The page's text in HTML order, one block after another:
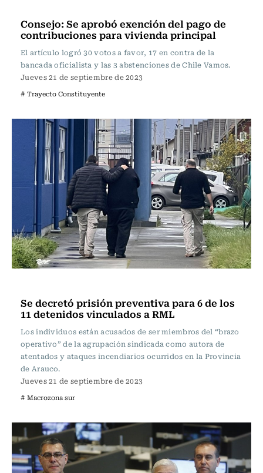
Consejo: Se aprobó exención del pago de
contribuciones para vivienda principal
El artículo logró 30 votos a favor, 17 en contra de la
bancada oficialista y las 3 abstenciones de Chile Vamos.
Jueves 21 de septiembre de 2023
# Trayecto Constituyente
Se decretó prisión preventiva para 6 de los
11 detenidos vinculados a RML
Los individuos están acusados de ser miembros del “brazo
operativo” de la agrupación sindicada como autora de
atentados y ataques incendiarios ocurridos en la Provincia
de Arauco.
Jueves 21 de septiembre de 2023
# Macrozona sur